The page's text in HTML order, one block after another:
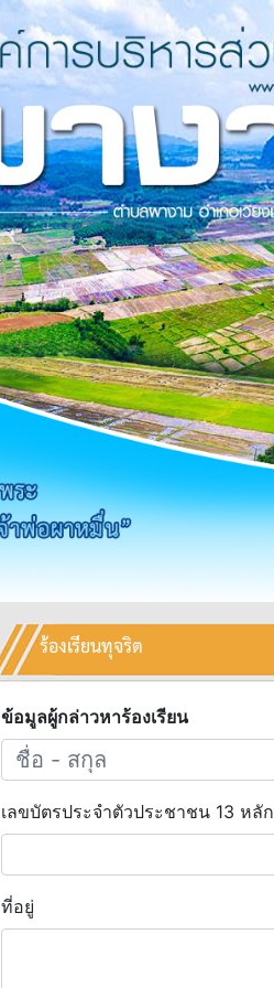
ร้องเรียนทุจริต
ข้อมูลผู้กล่าวหาร้องเรียน
เลขบัตรประจำตัวประชาชน 13 หลัก
ที่อยู่